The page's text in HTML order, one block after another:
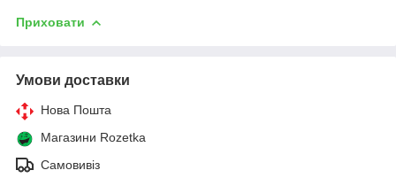
Приховати
Умови доставки
Нова Пошта
Магазини Rozetka
Самовивіз